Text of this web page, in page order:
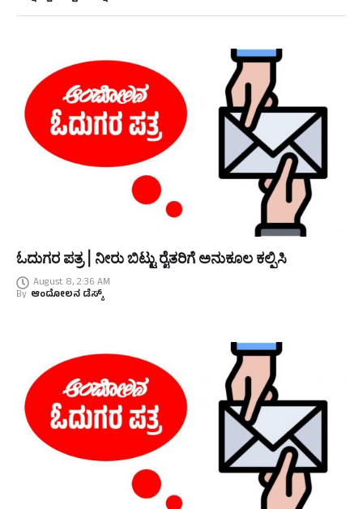
ಓದುಗರ ಪತ್ರ | ನೀರು ಬಿಟ್ಟು ರೈತರಿಗೆ ಅನುಕೂಲ ಕಲ್ಪಿಸಿ
August 8, 2:36 AM
By ಆಂದೋಲನ ಡೆಸ್ಕ್